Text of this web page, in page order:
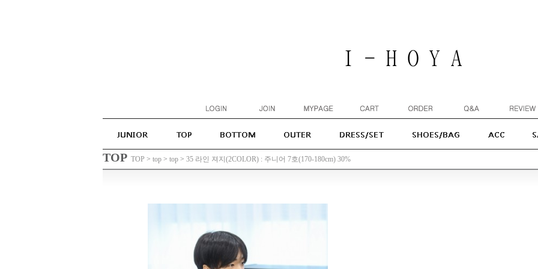
TOP TOP > top > top > 35 라인 져지(2COLOR) : 주니어 7호(170-180cm) 30%